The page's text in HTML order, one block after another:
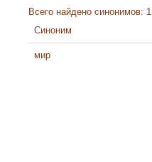
Всего найдено синонимов: 1
Синоним
мир